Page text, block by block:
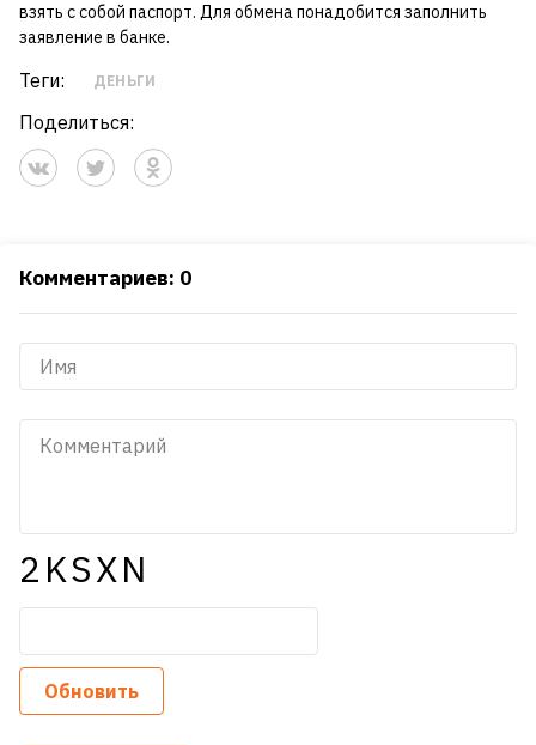
взять с собой паспорт. Для обмена понадобится заполнить
заявление в банке.
Теги: ДЕНЬГИ
Поделиться:
Комментариев: 0
2KSXN
Обновить